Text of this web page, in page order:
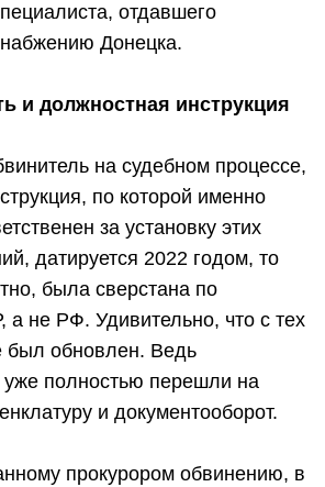
отдавшего
Донецка.
и должностная инструкция
на судебном процессе,
по которой именно
за установку этих
датируется 2022 годом, то
была сверстана по
а не РФ. Удивительно, что с тех
был обновлен. Ведь
уже полностью перешли на
и документооборот.
прокурором обвинению, в